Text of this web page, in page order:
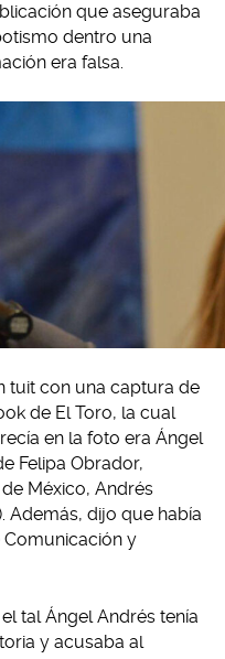
que aseguraba
dentro una
era falsa.
tuit con una captura de
de El Toro, la cual
en la foto era Ángel
Felipa Obrador,
México, Andrés
Además, dijo que había
y
tal Ángel Andrés tenía
y acusaba al